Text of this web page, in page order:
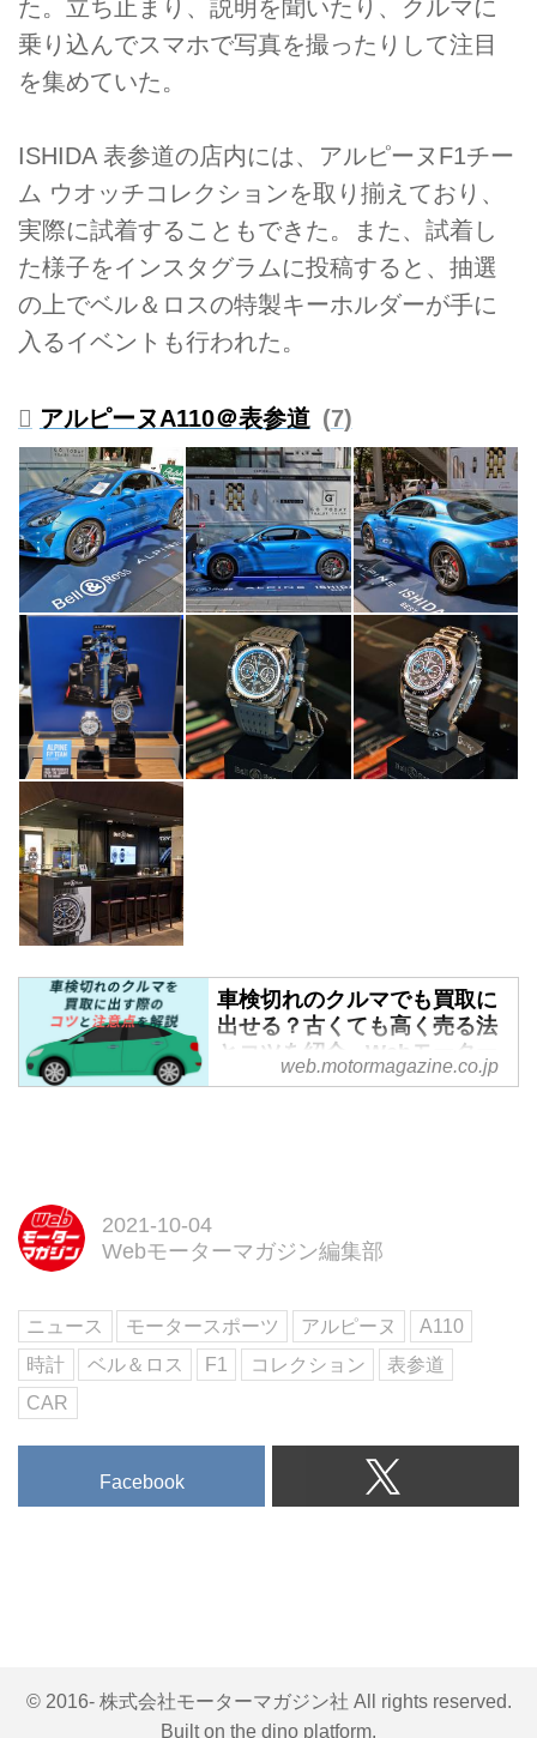
た。立ち止まり、説明を聞いたり、クルマに
乗り込んでスマホで写真を撮ったりして注目
を集めていた。
ISHIDA 表参道の店内には、アルピーヌF1チー
ム ウオッチコレクションを取り揃えており、
実際に試着することもできた。また、試着し
た様子をインスタグラムに投稿すると、抽選
の上でベル＆ロスの特製キーホルダーが手に
入るイベントも行われた。
アルピーヌA110＠表参道 7
車検切れのクルマでも買取に
出せる？古くても高く売る法
とコツを紹介 - Webモーター
マガジン
クルマの状態にもよりますが、大
きのクルマと同じように買取して
もらうことが可能です。
ここでは、車検が切れた場合にク
解説します。
→【当サイトおすすめNo.1】カー
センサーの一括査定で買取価格を
web.motormagazine.co.jp
2021-10-04
Webモーターマガジン編集部
ニュース モータースポーツ アルピーヌ
A110
時計
ベル＆ロス F1 コレクション
表参道
CAR
Facebook
© 2016- 株式会社モーターマガジン社 All rights reserved.
Built on the dino platform.